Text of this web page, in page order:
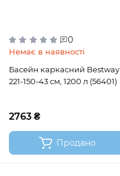
0
Немає в наявності
Басейн каркасний Bestway
221-150-43 см, 1200 л (56401)
2763 ₴
Продано